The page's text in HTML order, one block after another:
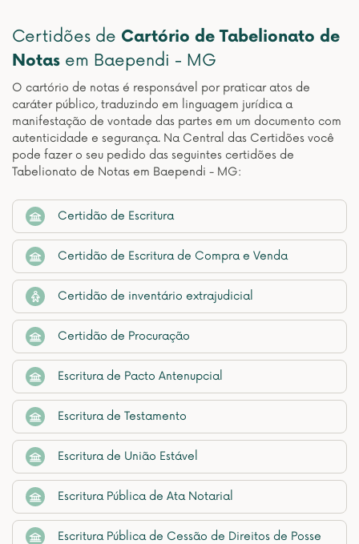
Certidões de Cartório de Tabelionato de
Notas em Baependi - MG
O cartório de notas é responsável por praticar atos de
caráter público, traduzindo em linguagem jurídica a
manifestação de vontade das partes em um documento com
autenticidade e segurança. Na Central das Certidões você
pode fazer o seu pedido das seguintes certidões de
Tabelionato de Notas em Baependi - MG:
Certidão de Escritura
Certidão de Escritura de Compra e Venda
Certidão de inventário extrajudicial
Certidão de Procuração
Escritura de Pacto Antenupcial
Escritura de Testamento
Escritura de União Estável
Escritura Pública de Ata Notarial
Escritura Pública de Cessão de Direitos de Posse